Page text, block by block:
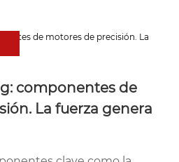
componentes de
La fuerza genera